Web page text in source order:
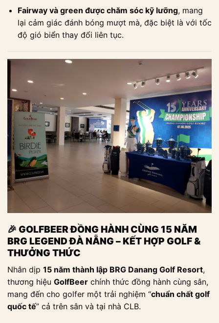
Fairway và green được chăm sóc kỹ lưỡng, mang
lại cảm giác đánh bóng mượt mà, đặc biệt là với tốc
độ gió biển thay đổi liên tục.
🎉 GOLFBEER ĐỒNG HÀNH CÙNG 15 NĂM
BRG LEGEND ĐÀ NẴNG – KẾT HỢP GOLF &
THƯỞNG THỨC
Nhân dịp 15 năm thành lập BRG Danang Golf Resort,
thương hiệu GolfBeer chính thức đồng hành cùng sân,
mang đến cho golfer một trải nghiệm “chuẩn chất golf
quốc tế” cả trên sân và tại nhà CLB.